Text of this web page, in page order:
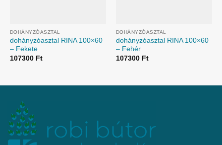
DOHÁNYZÓASZTAL
dohányzóasztal RINA 100×60
– Fekete
107300 Ft
DOHÁNYZÓASZTAL
dohányzóasztal RINA 100×60
– Fehér
107300 Ft